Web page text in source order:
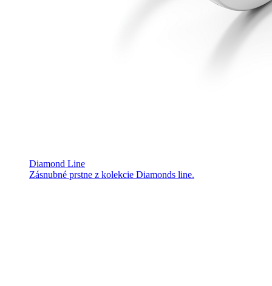
Diamond Line
Zásnubné prstne z kolekcie Diamonds line.